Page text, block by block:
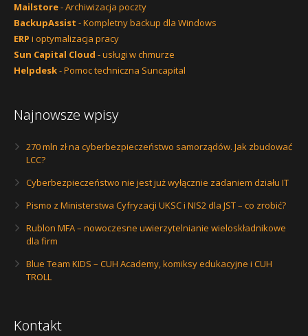
Mailstore- Archiwizacja poczty
BackupAssist - Kompletny backup dla Windows
ERP i optymalizacja pracy
Sun Capital Cloud - usługi w chmurze
Helpdesk- Pomoc techniczna Suncapital
Najnowsze wpisy
270 mln zł na cyberbezpieczeństwo samorządów. Jak zbudować
LCC?
Cyberbezpieczeństwo nie jest już wyłącznie zadaniem działu IT
Pismo z Ministerstwa Cyfryzacji UKSC i NIS2 dla JST – co zrobić?
Rublon MFA – nowoczesne uwierzytelnianie wieloskładnikowe
dla firm
Blue Team KIDS – CUH Academy, komiksy edukacyjne i CUH
TROLL
Kontakt